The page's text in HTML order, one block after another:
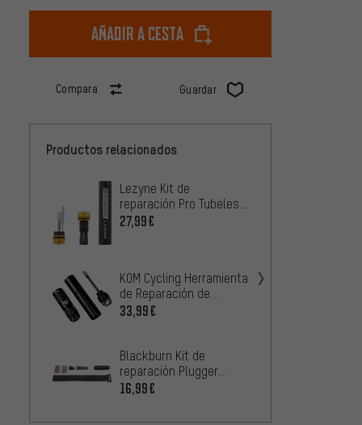
Añadir a cesta
Compara Guardar
Productos relacionados
Lezyne Kit de
reparación Pro Tubeless
Kit
27,99€
KOM Cycling Herramienta
de Reparación de
Neumáticos PRO
33,99€
Blackburn Kit de
reparación Plugger
Tubeless Tire
16,99€